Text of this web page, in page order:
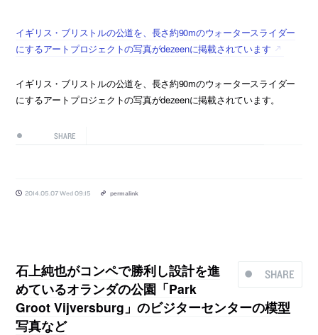
イギリス・ブリストルの公道を、長さ約90mのウォータースライダー
にするアートプロジェクトの写真がdezeenに掲載されています
イギリス・ブリストルの公道を、長さ約90mのウォータースライダー
にするアートプロジェクトの写真がdezeenに掲載されています。
SHARE
2014.05.07 Wed 09:15 permalink
SHARE
石上純也がコンペで勝利し設計を進
めているオランダの公園「Park
Groot Vijversburg」のビジターセンターの模型
写真など